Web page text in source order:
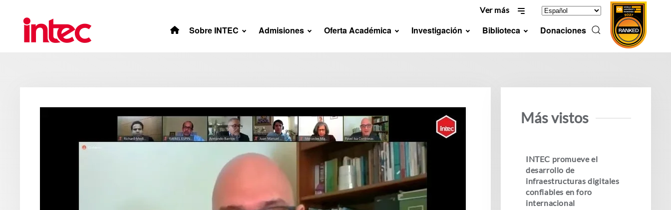
Skip to main content
Sobre INTEC Admisiones Oferta Académica Investigación Biblioteca Donaciones
Ver más
Más vistos
INTEC promueve el
desarrollo de
infraestructuras digitales
confiables en foro
internacional